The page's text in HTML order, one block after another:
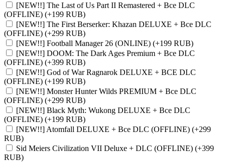
[NEW!!] The Last of Us Part II Remastered + Все DLC
(OFFLINE) (+199 RUB)
[NEW!!] The First Berserker: Khazan DELUXE + Все DLC
(OFFLINE) (+299 RUB)
[NEW!!] Football Manager 26 (ONLINE) (+199 RUB)
[NEW!!] DOOM: The Dark Ages Premium + Все DLC
(OFFLINE) (+399 RUB)
[NEW!!] God of War Ragnаrok DELUXE + ВСЕ DLC
(OFFLINE) (+199 RUB)
[NEW!!] Monster Hunter Wilds PREMIUM + Все DLC
(OFFLINE) (+299 RUB)
[NEW!!] Black Myth: Wukong DELUXE + Все DLC
(OFFLINE) (+199 RUB)
[NEW!!] Atomfall DELUXE + Все DLC (OFFLINE) (+299
RUB)
Sid Meiers Civilization VII Deluxe + DLC (OFFLINE) (+399
RUB)